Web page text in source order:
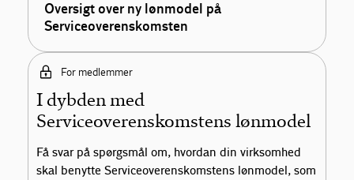
Oversigt over ny lønmodel på
Serviceoverenskomsten
For medlemmer
I dybden med
Serviceoverenskomstens lønmodel
Få svar på spørgsmål om, hvordan din virksomhed
skal benytte Serviceoverenskomstens lønmodel, som